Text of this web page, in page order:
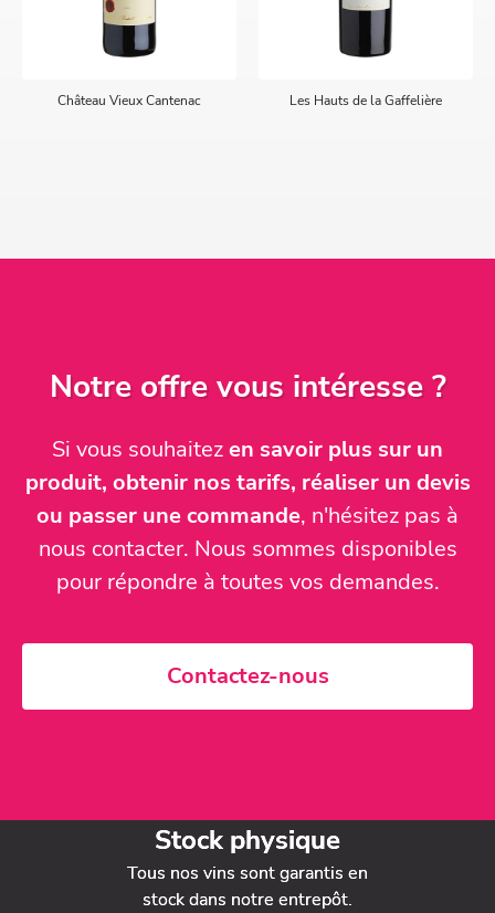
Château Vieux Cantenac Les Hauts de la Gaffelière
Notre offre vous intéresse ?
Si vous souhaitezen savoir plus sur un
produit, obtenir nos tarifs, réaliser un devis
ou passer une commande, n'hésitez pas à
nous contacter. Nous sommes disponibles
pour répondre à toutes vos demandes.
Contactez-nous
Stock physique
Tous nos vins sont garantis en
stock dans notre entrepôt.